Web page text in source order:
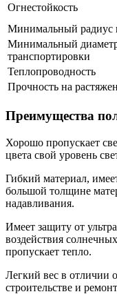
Огнестойкость
Минимальный радиус
Минимальный
транспортировки
Теплопроводность
Прочность на
Преимущества
Хорошо пропускает
цвета свой уровень
Гибкий материал,
большой толщине
надавливания.
Имеет защиту от
воздействия
пропускает тепло.
Легкий вес в отличии
строительстве и